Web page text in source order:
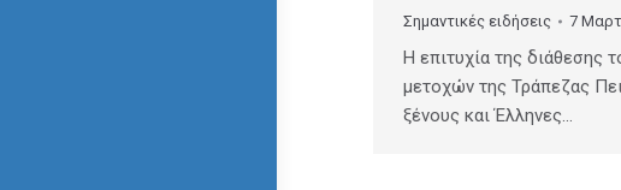
Σημαντικές ειδήσεις 7
Η επιτυχία της διάθεσης
μετοχών της Τράπεζας
ξένους και Έλληνες…